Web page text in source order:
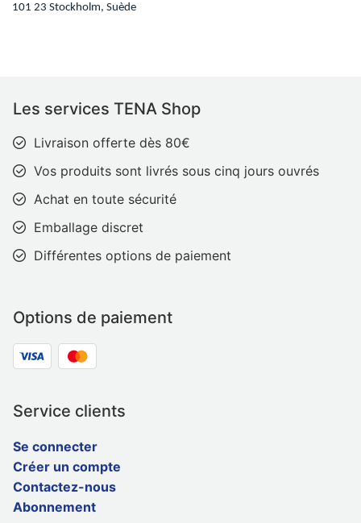
101 23 Stockholm, Suède
Les services TENA Shop
Livraison offerte dès 80€
Vos produits sont livrés sous cinq jours ouvrés
Achat en toute sécurité
Emballage discret
Différentes options de paiement
Options de paiement
Service clients
Se connecter
Créer un compte
Contactez-nous
Abonnement